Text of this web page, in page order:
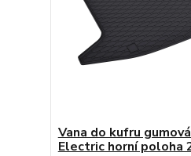
Vana do kufru
Electric horní poloha